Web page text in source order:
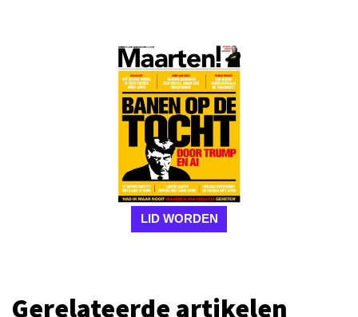
LID WORDEN
Gerelateerde artikelen